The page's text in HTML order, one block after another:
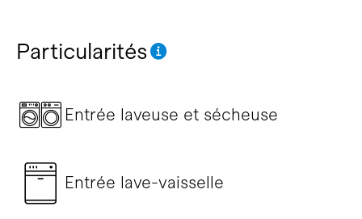
Particularités
Entrée laveuse et sécheuse
Entrée lave-vaisselle